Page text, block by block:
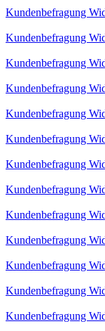
Kundenbefragung
Kundenbefragung
Kundenbefragung
Kundenbefragung
Kundenbefragung
Kundenbefragung
Kundenbefragung
Kundenbefragung
Kundenbefragung
Kundenbefragung
Kundenbefragung
Kundenbefragung
Kundenbefragung